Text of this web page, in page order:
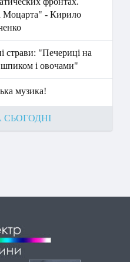
Моцарта" - Кирило
страви: "Печериці на
шпиком і овочами"
музика!